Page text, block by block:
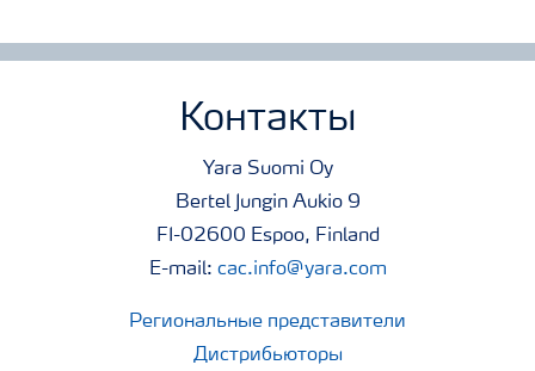
Контакты
Yara Suomi Oy
Bertel Jungin Aukio 9
FI-02600 Espoo, Finland
E-mail: cac.info@yara.com
Региональные представители
Дистрибьюторы